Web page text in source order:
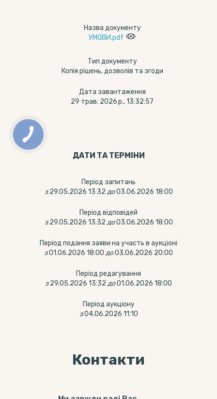
Назва документу
УМОВИ.pdf
Тип документу
Копія рішень, дозволів та згоди
Дата завантаження
29 трав. 2026 р., 13:32:57
ДАТИ ТА ТЕРМIНИ
Період запитань
з 29.05.2026 13:32 до 03.06.2026 18:00
Період відповідей
з 29.05.2026 13:32 до 03.06.2026 18:00
Період подання заяви на участь в аукціоні
з01.06.2026 18:00 до03.06.2026 20:00
Період редагування
з 29.05.2026 13:32 до01.06.2026 18:00
Період аукціону
з 04.06.2026 11:10
Контакти